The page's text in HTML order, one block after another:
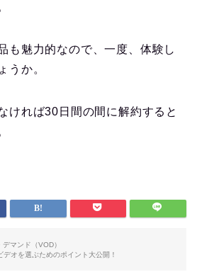
も魅力的なので、一度、体験し
うか。
ければ30日間の間に解約すると
マンド（VOD）
オを選ぶためのポイント大公開！